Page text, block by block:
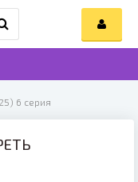
6 серия